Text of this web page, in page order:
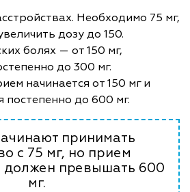
Необходимо 75 мг,
дозу до 150.
болях — от 150 мг,
до 300 мг.
начинается от 150 мг и
постепенно до 600 мг.
принимать
с 75 мг, но прием
должен превышать 600
мг.